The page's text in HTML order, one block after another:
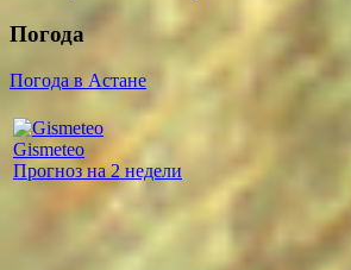
Погода
Погода в Астане
Gismeteo
Прогноз на 2 недели